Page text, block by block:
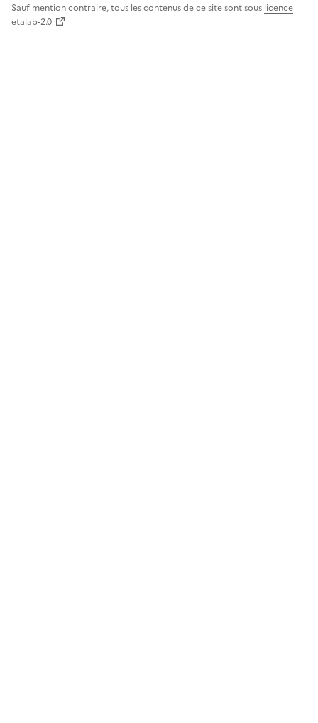
Sauf mention contraire, tous les contenus de ce site sont sous licence
etalab-2.0